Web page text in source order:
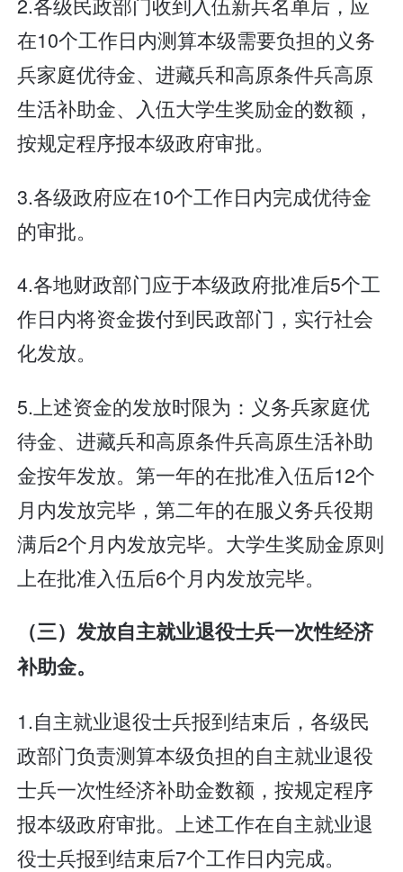
在10个工作日内测算本级需要负担的义务
兵家庭优待金、进藏兵和高原条件兵高原
生活补助金、入伍大学生奖励金的数额，
按规定程序报本级政府审批。
3.各级政府应在10个工作日内完成优待金
的审批。
4.各地财政部门应于本级政府批准后5个工
作日内将资金拨付到民政部门，实行社会
化发放。
5.上述资金的发放时限为：义务兵家庭优
待金、进藏兵和高原条件兵高原生活补助
金按年发放。第一年的在批准入伍后12个
月内发放完毕，第二年的在服义务兵役期
满后2个月内发放完毕。大学生奖励金原则
上在批准入伍后6个月内发放完毕。
（三）发放自主就业退役士兵一次性经济
补助金。
1.自主就业退役士兵报到结束后，各级民
政部门负责测算本级负担的自主就业退役
士兵一次性经济补助金数额，按规定程序
报本级政府审批。上述工作在自主就业退
役士兵报到结束后7个工作日内完成。